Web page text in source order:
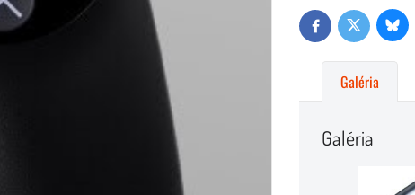
FacebookTwitter
Galéria
Galéria